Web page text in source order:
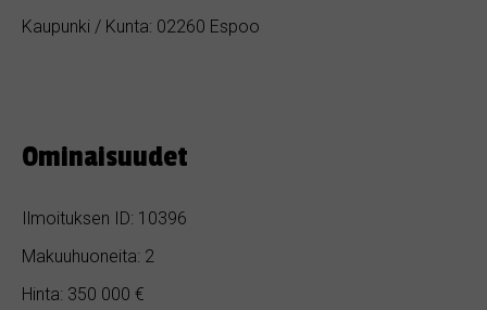
Kaupunki / Kunta: 02260 Espoo
Ominaisuudet
Ilmoituksen ID: 10396
Makuuhuoneita: 2
Hinta: 350 000 €